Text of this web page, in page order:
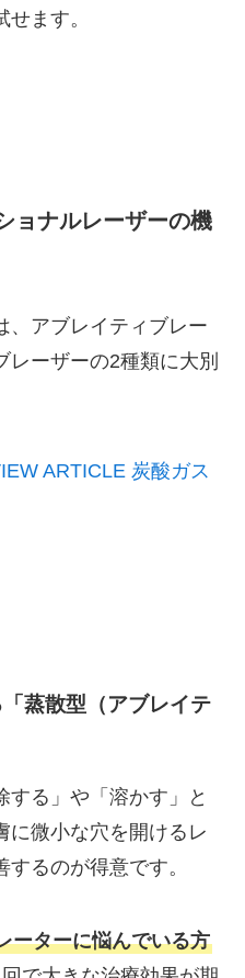
ます。
ョナルレーザーの機
、アブレイティブレー
レーザーの2種類に大別
ARTICLE 炭酸ガス
蒸散型（アブレイテ
する」や「溶かす」と
に微小な穴を開けるレ
るのが得意です。
ーターに悩んでいる方